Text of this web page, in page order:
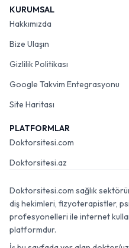
KURUMSAL
Hakkımızda
Bize Ulaşın
Gizlilik Politikası
Google Takvim Entegrasyonu
Site Haritası
PLATFORMLAR
Doktorsitesi.com
Doktorsitesi.az
Doktorsitesi.com sağlık
diş hekimleri, fizyoterapistler,
profesyonelleri ile internet
platformdur.